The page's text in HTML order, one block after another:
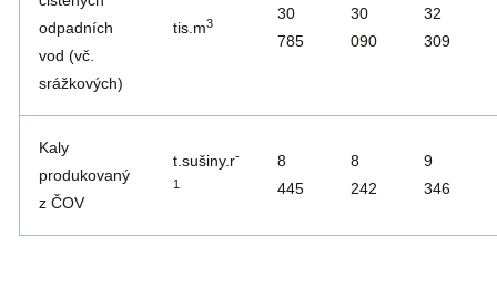
odpadních
vod (vč.
srážkových)
tis.m3
30
785
30
090
32
309
Kaly
produkovaný
z ČOV
t.sušiny.r-
1
8
445
8
242
9
346